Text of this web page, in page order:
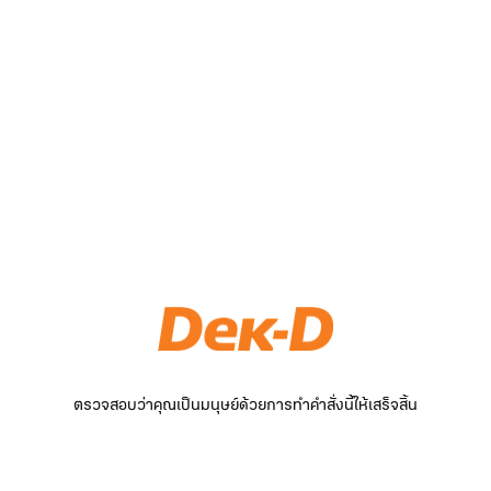
ตรวจสอบว่าคุณเป็นมนุษย์ด้วยการทำคำสั่งนี้ให้เสร็จสิ้น